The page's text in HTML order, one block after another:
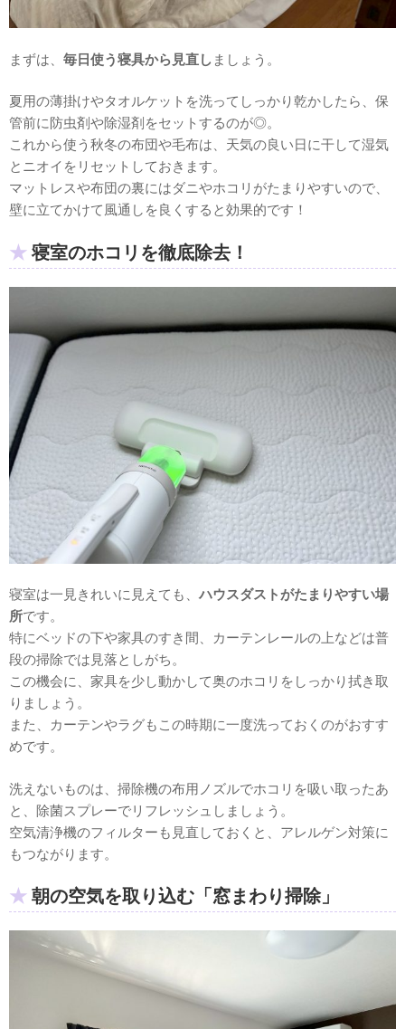
まずは、 毎日使う寝具から見直し ましょう。
夏用の薄掛けやタオルケットを洗ってしっかり乾かしたら、保
管前に防虫剤や除湿剤をセットするのが◎。
これから使う秋冬の布団や毛布は、天気の良い日に干して湿気
とニオイをリセットしておきます。
マットレスや布団の裏にはダニやホコリがたまりやすいので、
壁に立てかけて風通しを良くすると効果的です！
寝室のホコリを徹底除去！
寝室は一見きれいに見えても、ハウスダストがたまりやすい場
所です。
特にベッドの下や家具のすき間、カーテンレールの上などは普
段の掃除では見落としがち。
この機会に、家具を少し動かして奥のホコリをしっかり拭き取
りましょう。
また、カーテンやラグもこの時期に一度洗っておくのがおすす
めです。
洗えないものは、掃除機の布用ノズルでホコリを吸い取ったあ
と、除菌スプレーでリフレッシュしましょう。
空気清浄機のフィルターも見直しておくと、アレルゲン対策に
もつながります。
朝の空気を取り込む「窓まわり掃除」